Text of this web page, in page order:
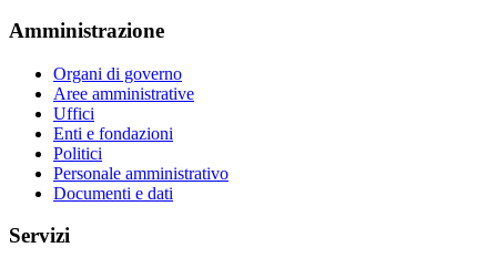
Amministrazione
Organi di governo
Aree amministrative
Uffici
Enti e fondazioni
Politici
Personale amministrativo
Documenti e dati
Servizi